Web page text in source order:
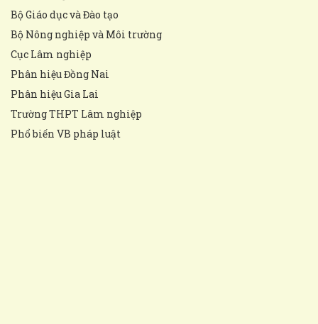
Bộ Giáo dục và Đào tạo
Bộ Nông nghiệp và Môi trường
Cục Lâm nghiệp
Phân hiệu Đồng Nai
Phân hiệu Gia Lai
Trường THPT Lâm nghiệp
Phổ biến VB pháp luật